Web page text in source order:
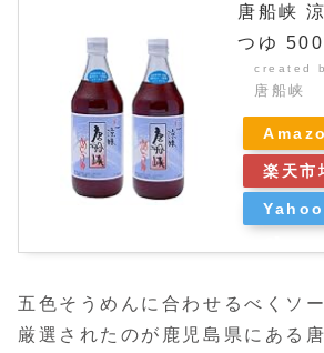
唐船峡
つゆ
created
唐船峡
楽天市
Yahoo
五色そうめんに合わせるべくソ
厳選されたのが鹿児島県にある